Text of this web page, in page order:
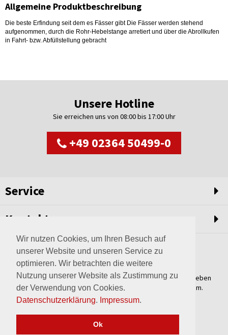
Wir nutzen Cookies, um Ihren Besuch auf
unserer Website und unseren Service zu
optimieren. Wir betrachten die weitere
Nutzung unserer Website als Zustimmung zu
der Verwendung von Cookies.
Datenschutzerklärung. Impressum.
Ok
Allgemeine Produktbeschreibung
Die beste Erfindung seit dem es Fässer gibt Die Fässer werden stehend
aufgenommen, durch die Rohr-Hebelstange arretiert und über die Abrollkufen
in Fahrt- bzw. Abfüllstellung gebracht
Unsere Hotline
Sie erreichen uns von 08:00 bis 17:00 Uhr
+49 02364 50499-0
Service
Kontakt
Weltweit setzen wir unsere Erfahrungswerte und unser Streben
nach innovativen Lösungen in unvergleichliche Anlagen um.
Erfahren Sie mehr über uns.